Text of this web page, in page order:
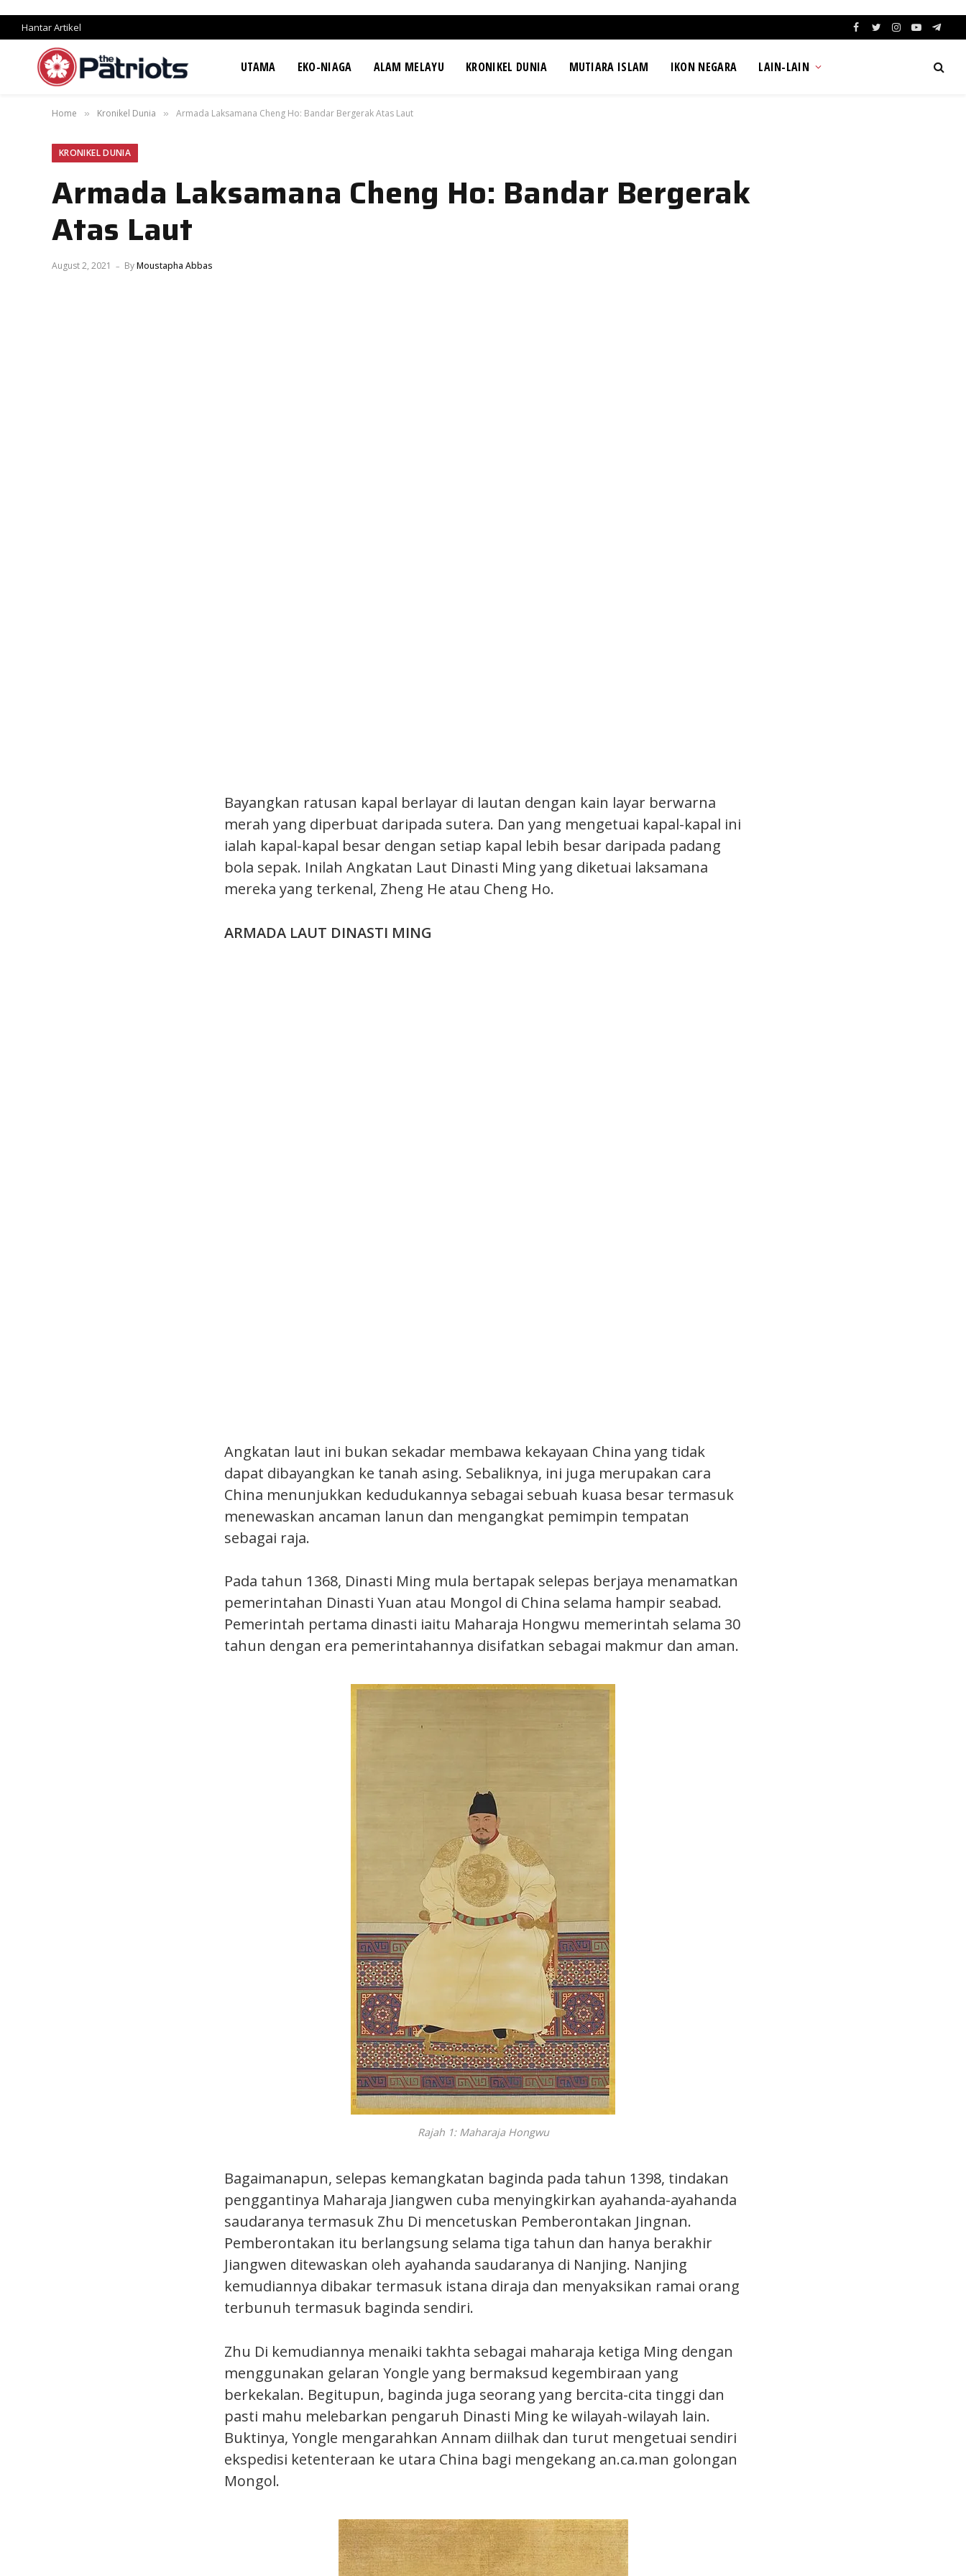
Hantar Artikel Facebook
TwitterInstagram
YouTube
UTAMA EKO-NIAGA ALAM MELAYU KRONIKEL DUNIA MUTIARA ISLAM IKON NEGARA LAIN-LAIN
Home » Kronikel Dunia » Armada Laksamana Cheng Ho: Bandar Bergerak Atas Laut
KRONIKEL DUNIA
Armada Laksamana Cheng Ho: Bandar Bergerak
Atas Laut
August 2, 2021 ByMoustapha Abbas
Bayangkan ratusan kapal berlayar di lautan dengan kain layar berwarna
merah yang diperbuat daripada sutera. Dan yang mengetuai kapal-kapal ini
ialah kapal-kapal besar dengan setiap kapal lebih besar daripada padang
bola sepak. Inilah Angkatan Laut Dinasti Ming yang diketuai laksamana
mereka yang terkenal, Zheng He atau Cheng Ho.
ARMADA LAUT DINASTI MING
Angkatan laut ini bukan sekadar membawa kekayaan China yang tidak
dapat dibayangkan ke tanah asing. Sebaliknya, ini juga merupakan cara
China menunjukkan kedudukannya sebagai sebuah kuasa besar termasuk
menewaskan ancaman lanun dan mengangkat pemimpin tempatan
sebagai raja.
Pada tahun 1368, Dinasti Ming mula bertapak selepas berjaya menamatkan
pemerintahan Dinasti Yuan atau Mongol di China selama hampir seabad.
Pemerintah pertama dinasti iaitu Maharaja Hongwu memerintah selama 30
tahun dengan era pemerintahannya disifatkan sebagai makmur dan aman.
Rajah 1: Maharaja Hongwu
Bagaimanapun, selepas kemangkatan baginda pada tahun 1398, tindakan
penggantinya Maharaja Jiangwen cuba menyingkirkan ayahanda-ayahanda
saudaranya termasuk Zhu Di mencetuskan Pemberontakan Jingnan.
Pemberontakan itu berlangsung selama tiga tahun dan hanya berakhir
Jiangwen ditewaskan oleh ayahanda saudaranya di Nanjing. Nanjing
kemudiannya dibakar termasuk istana diraja dan menyaksikan ramai orang
terbunuh termasuk baginda sendiri.
Zhu Di kemudiannya menaiki takhta sebagai maharaja ketiga Ming dengan
menggunakan gelaran Yongle yang bermaksud kegembiraan yang
berkekalan. Begitupun, baginda juga seorang yang bercita-cita tinggi dan
pasti mahu melebarkan pengaruh Dinasti Ming ke wilayah-wilayah lain.
Buktinya, Yongle mengarahkan Annam diilhak dan turut mengetuai sendiri
ekspedisi ketenteraan ke utara China bagi mengekang an.ca.man golongan
Mongol.